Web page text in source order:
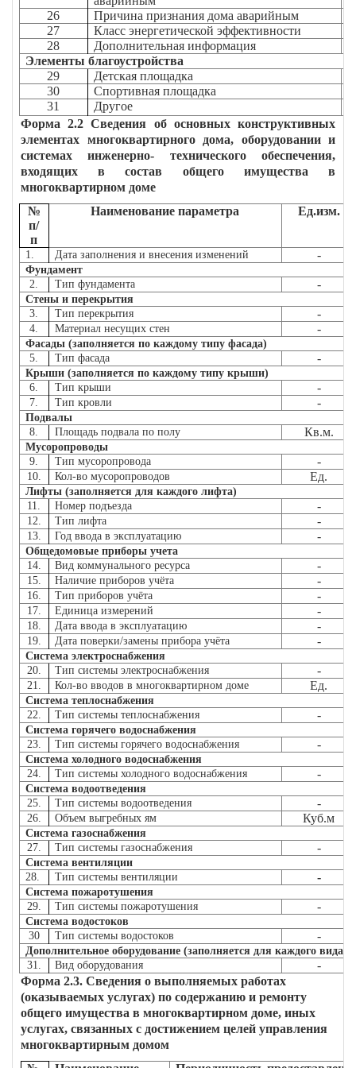
26
Причина признания дома аварийным
27
Класс энергетической эффективности
28
Дополнительная информация
Элементы благоустройства
29
Детская площадка
30
Спортивная площадка
31
Другое
Форма 2.2 Сведения об основных конструктивных
элементах многоквартирного дома, оборудовании и
системах инженерно- технического обеспечения,
входящих в состав общего имущества в
многоквартирном доме
№
п/
п
Наименование параметра Ед.изм.
1. Дата заполнения и внесения изменений -
Фундамент
2.
Тип фундамента -
Стены и перекрытия
3.
Тип перекрытия -
4. Материал несущих стен -
Фасады (заполняется по каждому типу фасада)
5.
Тип фасада -
Крыши (заполняется по каждому типу крыши)
6.
Тип крыши -
7. Тип кровли -
Подвалы
8.
Площадь подвала по полу Кв.м.
Мусоропроводы
9.
Тип мусоропровода -
10. Кол-во мусоропроводов Ед.
Лифты (заполняется для каждого лифта)
11.
Номер подъезда -
12. Тип лифта -
13. Год ввода в эксплуатацию -
Общедомовые приборы учета
14.
Вид коммунального ресурса -
15. Наличие приборов учёта -
16. Тип приборов учёта -
17. Единица измерений -
18. Дата ввода в эксплуатацию -
19. Дата поверки/замены прибора учёта -
Система электроснабжения
20.
Тип системы электроснабжения -
21. Кол-во вводов в многоквартирном доме Ед.
Система теплоснабжения
22.
Тип системы теплоснабжения -
Система горячего водоснабжения
23.
Тип системы горячего водоснабжения -
Система холодного водоснабжения
24.
Тип системы холодного водоснабжения -
Система водоотведения
25.
Тип системы водоотведения -
26. Объем выгребных ям Куб.м
Система газоснабжения
27.
Тип системы газоснабжения -
Система вентиляции
28.
Тип системы вентиляции -
Система пожаротушения
29.
Тип системы пожаротушения -
Система водостоков
30
Тип системы водостоков -
Дополнительное оборудование (заполняется для каждого вида
31.
Вид оборудования
-
Форма 2.3. Сведения о выполняемых работах
(оказываемых услугах) по содержанию и ремонту
общего имущества в многоквартирном доме, иных
услугах, связанных с достижением целей управления
многоквартирным домом